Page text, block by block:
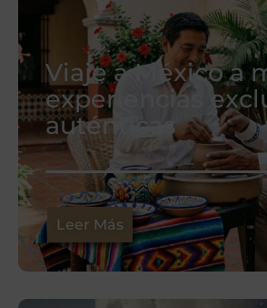
Viaje a México a
experiencias
auténticas
Leer Más